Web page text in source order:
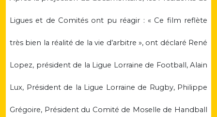
Ligues et de Comités ont pu réagir : « Ce film reflète
très bien la réalité de la vie d’arbitre », ont déclaré René
Lopez, président de la Ligue Lorraine de Football, Alain
Lux, Président de la Ligue Lorraine de Rugby, Philippe
Grégoire, Président du Comité de Moselle de Handball